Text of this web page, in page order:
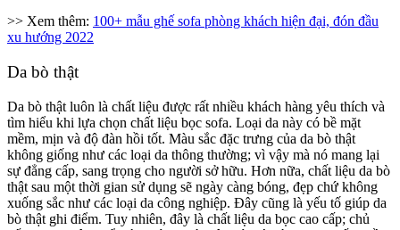
>> Xem thêm: 100+ mẫu ghế sofa phòng khách hiện đại, đón đầu
xu hướng 2022
Da bò thật
Da bò thật luôn là chất liệu được rất nhiều khách hàng yêu thích và
tìm hiểu khi lựa chọn chất liệu bọc sofa. Loại da này có bề mặt
mềm, mịn và độ đàn hồi tốt. Màu sắc đặc trưng của da bò thật
không giống như các loại da thông thường; vì vậy mà nó mang lại
sự đẳng cấp, sang trọng cho người sở hữu. Hơn nữa, chất liệu da bò
thật sau một thời gian sử dụng sẽ ngày càng bóng, đẹp chứ không
xuống sắc như các loại da công nghiệp. Đây cũng là yếu tố giúp da
bò thật ghi điểm. Tuy nhiên, đây là chất liệu da bọc cao cấp; chủ